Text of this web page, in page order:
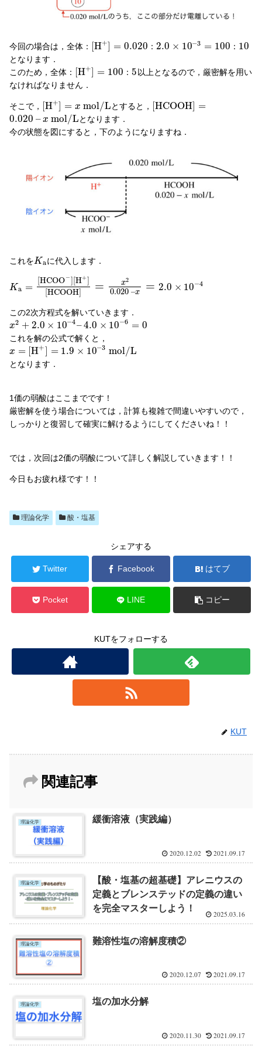
今回の場合は，全体： H+ = 0.020 ： 2.0 × 10−3 = 100 ： 10
となります．
このため，全体：
H+ = 100 ： 5以上となるので，厳密解を用い
なければなりません．
そこで， H+ = x mol/Lとすると， HCOOH =
0.020 –x mol/Lとなります．
今の状態を図にすると，下のようになりますね．
これをKaに代入します．
Ka =
[HCOO−] [H+]
[HCOOH] = x2
0.020 –x = 2.0 × 10−4
この2次方程式を解いていきます．
x2 + 2.0 × 10−4–4.0 × 10−6 = 0
これを解の公式で解くと，
x = [H+ = 1.9 × 10−3 mol/L
となります．
1価の弱酸はここまでです！
厳密解を使う場合については，計算も複雑で間違いやすいので，
しっかりと復習して確実に解けるようにしてくださいね！！
では，次回は2価の弱酸について詳しく解説していきます！！
今日もお疲れ様です！！
理論化学 酸・塩基
シェアする
Twitter Facebook はてブ
Pocket LINE コピー
KUTをフォローする
KUT
関連記事
理論化学 緩衝溶液（実践編）
2020.12.02 2021.09.17
理論化学
【酸・塩基の超基礎】アレニウスの
定義とブレンステッドの定義の違い
を完全マスターしよう！
2025.03.16
理論化学 難溶性塩の溶解度積②
2020.12.07 2021.09.17
理論化学 塩の加水分解
2020.11.30 2021.09.17